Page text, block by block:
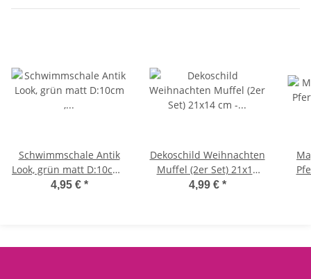
Schwimmschale Antik
Look, grün matt D:10cm ,
Schwimmlicht,
4,95 € *
Dekoschild Weihnachten
Muffel (2er Set) 21x14
cm - Türschild,
4,99 € *